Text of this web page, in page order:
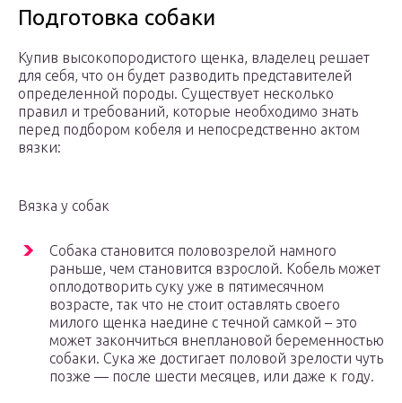
Подготовка собаки
Купив высокопородистого щенка, владелец решает
для себя, что он будет разводить представителей
определенной породы. Существует несколько
правил и требований, которые необходимо знать
перед подбором кобеля и непосредственно актом
вязки:
Вязка у собак
Собака становится половозрелой намного
раньше, чем становится взрослой. Кобель может
оплодотворить суку уже в пятимесячном
возрасте, так что не стоит оставлять своего
милого щенка наедине с течной самкой – это
может закончиться внеплановой беременностью
собаки. Сука же достигает половой зрелости чуть
позже — после шести месяцев, или даже к году.